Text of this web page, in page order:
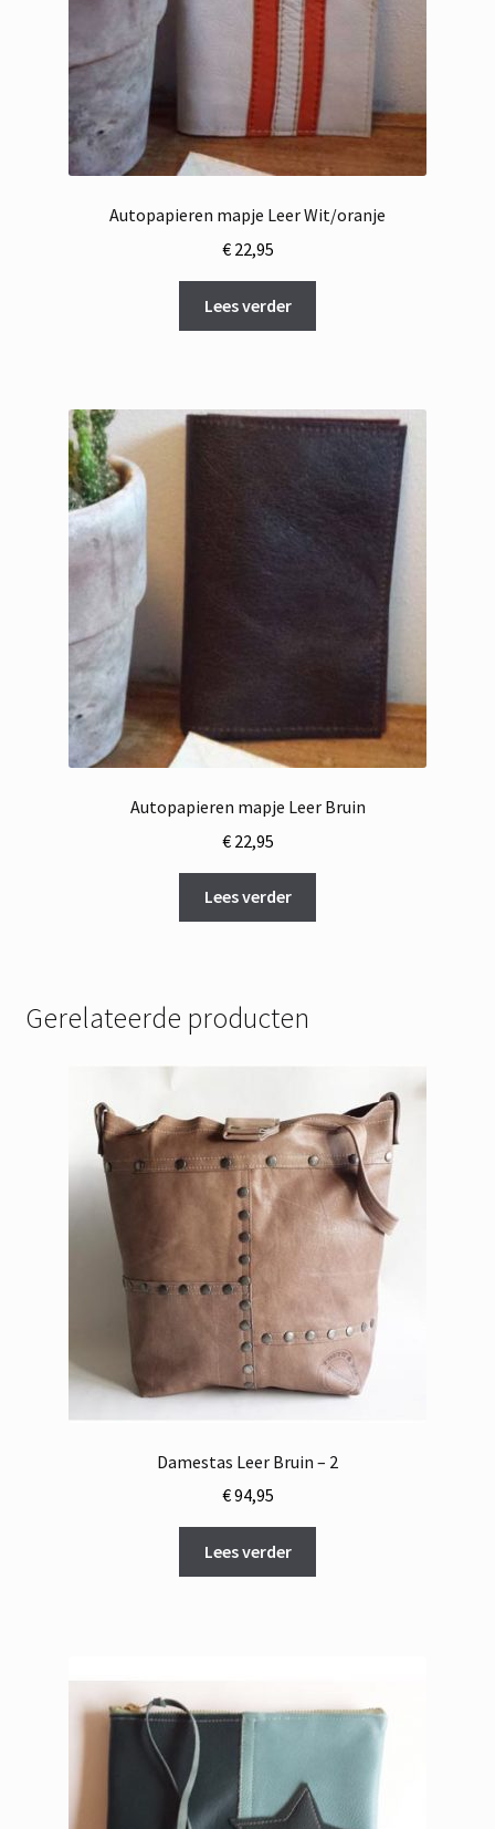
Autopapieren mapje Leer Wit/oranje
€22,95
Lees verder
Autopapieren mapje Leer Bruin
€22,95
Lees verder
Gerelateerde producten
Damestas Leer Bruin – 2
€94,95
Lees verder